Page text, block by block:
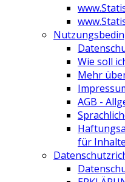
Wie soll
Mehr
AGB -
für Inhalte